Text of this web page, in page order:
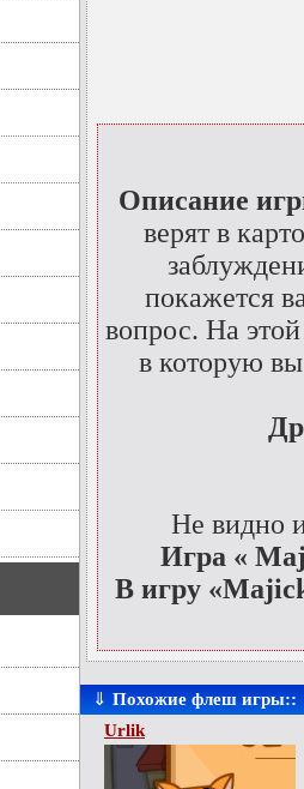
Описание
верят в
покажется
вопрос. На
в которую
Не видно
Игра «
В игру
⇓ Похожие флеш игры::
Urlik